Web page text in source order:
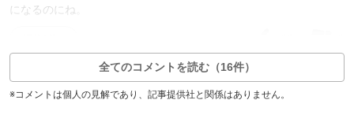
になるのにね。
全てのコメントを読む（16件）
※コメントは個人の見解であり、記事提供社と関係はありません。